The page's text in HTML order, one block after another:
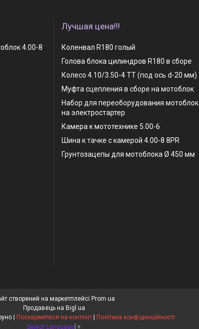
4.00-8
Лучшая цена!!!
Коленвал R180 голый
Голова блока цилиндров R180 в сборе
Колесо 4.10/3.50-4 TT (под ось d-20 мм)
Муфта сцепления в сборе на мотоблок
Набор для переоборудования
на электростартер
Камера к мототехнике 5.00-6
Шина к тачке с камерой 4.00-8 8PR
Грунтозацепы для мотоблока Ø 450 мм
створений на маркетплейсі Prom.ua
Продавець на Bigl.ua
Поскаржитися на контент
Політика конфіденційності
Select Language ▼